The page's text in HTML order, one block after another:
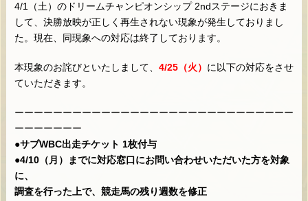
4/1（土）のドリームチャンピオンシップ 2ndステージにおきま
して、決勝放映が正しく再生されない現象が発生しておりまし
た。現在、同現象への対応は終了しております。
本現象のお詫びといたしまして、 4/25（火） に以下の対応をさせ
ていただきます。
ーーーーーーーーーーーーーーーーーーーーーーーーーーーーー
ーーーーーーー
●サブWBC出走チケット 1枚付与
●4/10（月）までに対応窓口にお問い合わせいただいた方を対象
に、
調査を行った上で、競走馬の残り週数を修正